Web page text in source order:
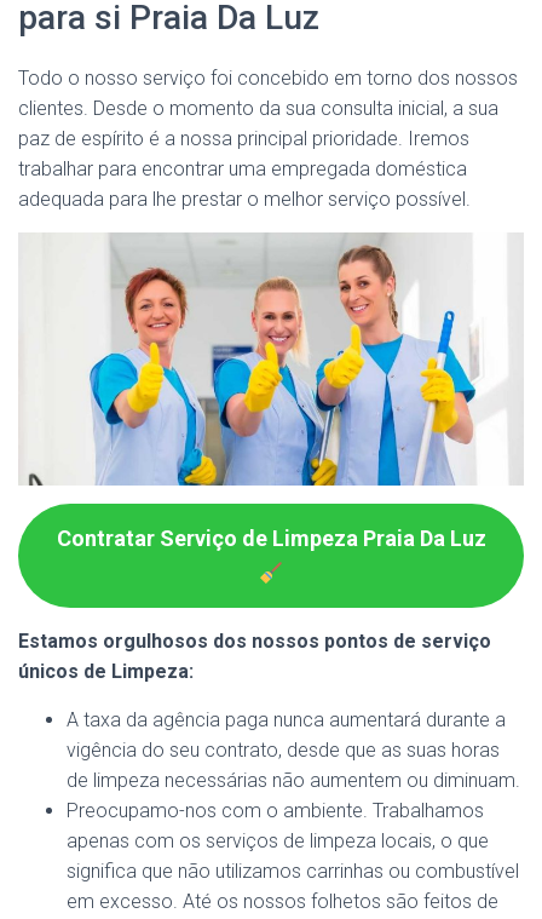
para si Praia Da Luz
Todo o nosso serviço foi concebido em torno dos nossos
clientes. Desde o momento da sua consulta inicial, a sua
paz de espírito é a nossa principal prioridade. Iremos
trabalhar para encontrar uma empregada doméstica
adequada para lhe prestar o melhor serviço possível.
Contratar Serviço de Limpeza Praia Da Luz
Estamos orgulhosos dos nossos pontos de serviço
únicos de Limpeza:
A taxa da agência paga nunca aumentará durante a
vigência do seu contrato, desde que as suas horas
de limpeza necessárias não aumentem ou diminuam.
Preocupamo-nos com o ambiente. Trabalhamos
apenas com os serviços de limpeza locais, o que
significa que não utilizamos carrinhas ou combustível
em excesso. Até os nossos folhetos são feitos de